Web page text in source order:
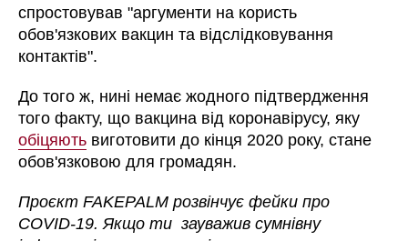
спростовував "аргументи на користь
обов'язкових вакцин та відслідковування
контактів".
До того ж, нині немає жодного підтвердження
того факту, що вакцина від коронавірусу, яку
обіцяють виготовити до кінця 2020 року, стане
обов'язковою для громадян.
Проєкт FAKEPALM розвінчує фейки про
COVID-19. Якщо ти зауважив сумнівну